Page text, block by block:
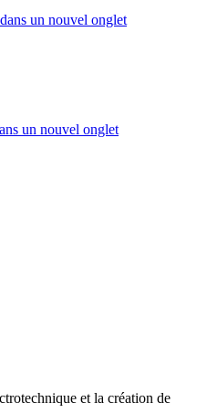
un nouvel onglet
un nouvel onglet
et la création de